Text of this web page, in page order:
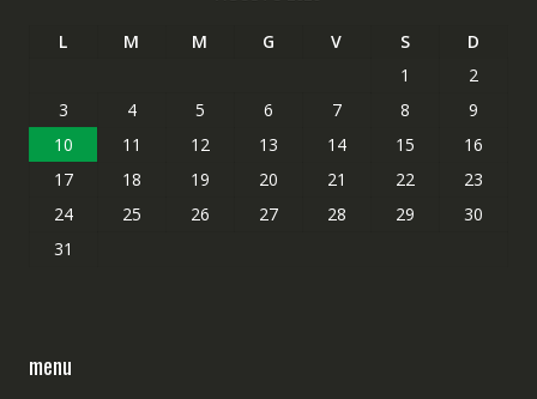
L M M G V S
D
1
2
3
4 5 6 7 8
9
10
11 12 13 14 15
16
17
18 19 20 21 22
23
24
25 26 27 28 29
30
31
menu